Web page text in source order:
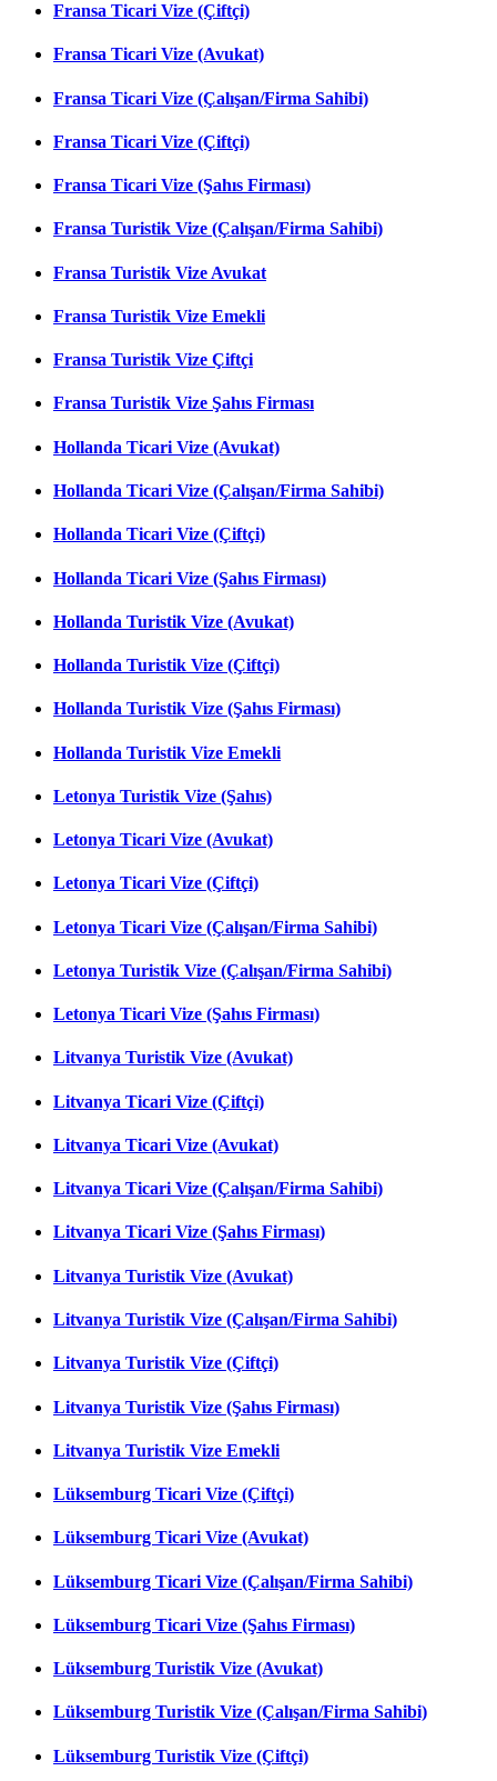
Fransa Ticari Vize (Çiftçi)
Fransa Ticari Vize (Avukat)
Fransa Ticari Vize (Çalışan/Firma Sahibi)
Fransa Ticari Vize (Çiftçi)
Fransa Ticari Vize (Şahıs Firması)
Fransa Turistik Vize (Çalışan/Firma Sahibi)
Fransa Turistik Vize Avukat
Fransa Turistik Vize Emekli
Fransa Turistik Vize Çiftçi
Fransa Turistik Vize Şahıs Firması
Hollanda Ticari Vize (Avukat)
Hollanda Ticari Vize (Çalışan/Firma Sahibi)
Hollanda Ticari Vize (Çiftçi)
Hollanda Ticari Vize (Şahıs Firması)
Hollanda Turistik Vize (Avukat)
Hollanda Turistik Vize (Çiftçi)
Hollanda Turistik Vize (Şahıs Firması)
Hollanda Turistik Vize Emekli
Letonya Turistik Vize (Şahıs)
Letonya Ticari Vize (Avukat)
Letonya Ticari Vize (Çiftçi)
Letonya Ticari Vize (Çalışan/Firma Sahibi)
Letonya Turistik Vize (Çalışan/Firma Sahibi)
Letonya Ticari Vize (Şahıs Firması)
Litvanya Turistik Vize (Avukat)
Litvanya Ticari Vize (Çiftçi)
Litvanya Ticari Vize (Avukat)
Litvanya Ticari Vize (Çalışan/Firma Sahibi)
Litvanya Ticari Vize (Şahıs Firması)
Litvanya Turistik Vize (Avukat)
Litvanya Turistik Vize (Çalışan/Firma Sahibi)
Litvanya Turistik Vize (Çiftçi)
Litvanya Turistik Vize (Şahıs Firması)
Litvanya Turistik Vize Emekli
Lüksemburg Ticari Vize (Çiftçi)
Lüksemburg Ticari Vize (Avukat)
Lüksemburg Ticari Vize (Çalışan/Firma Sahibi)
Lüksemburg Ticari Vize (Şahıs Firması)
Lüksemburg Turistik Vize (Avukat)
Lüksemburg Turistik Vize (Çalışan/Firma Sahibi)
Lüksemburg Turistik Vize (Çiftçi)